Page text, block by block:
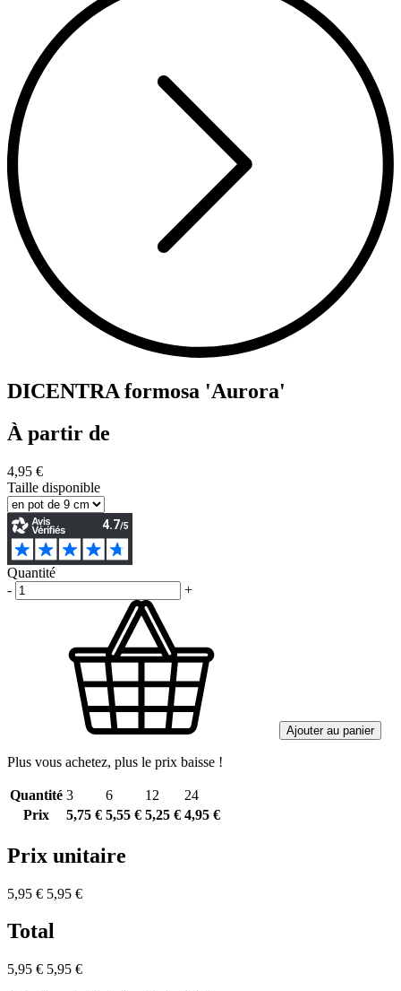
DICENTRA formosa 'Aurora'
À partir de
4,95 €
Taille disponible
Quantité
-
+
Ajouter au panier
Plus vous achetez, plus le prix baisse !
Quantité 3 6 12
24
Prix
5,75 € 5,55 € 5,25 € 4,95 €
Prix unitaire
5,95 € 5,95 €
Total
5,95 € 5,95 €